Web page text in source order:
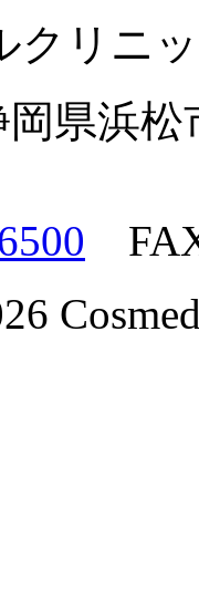
クリニ
県浜